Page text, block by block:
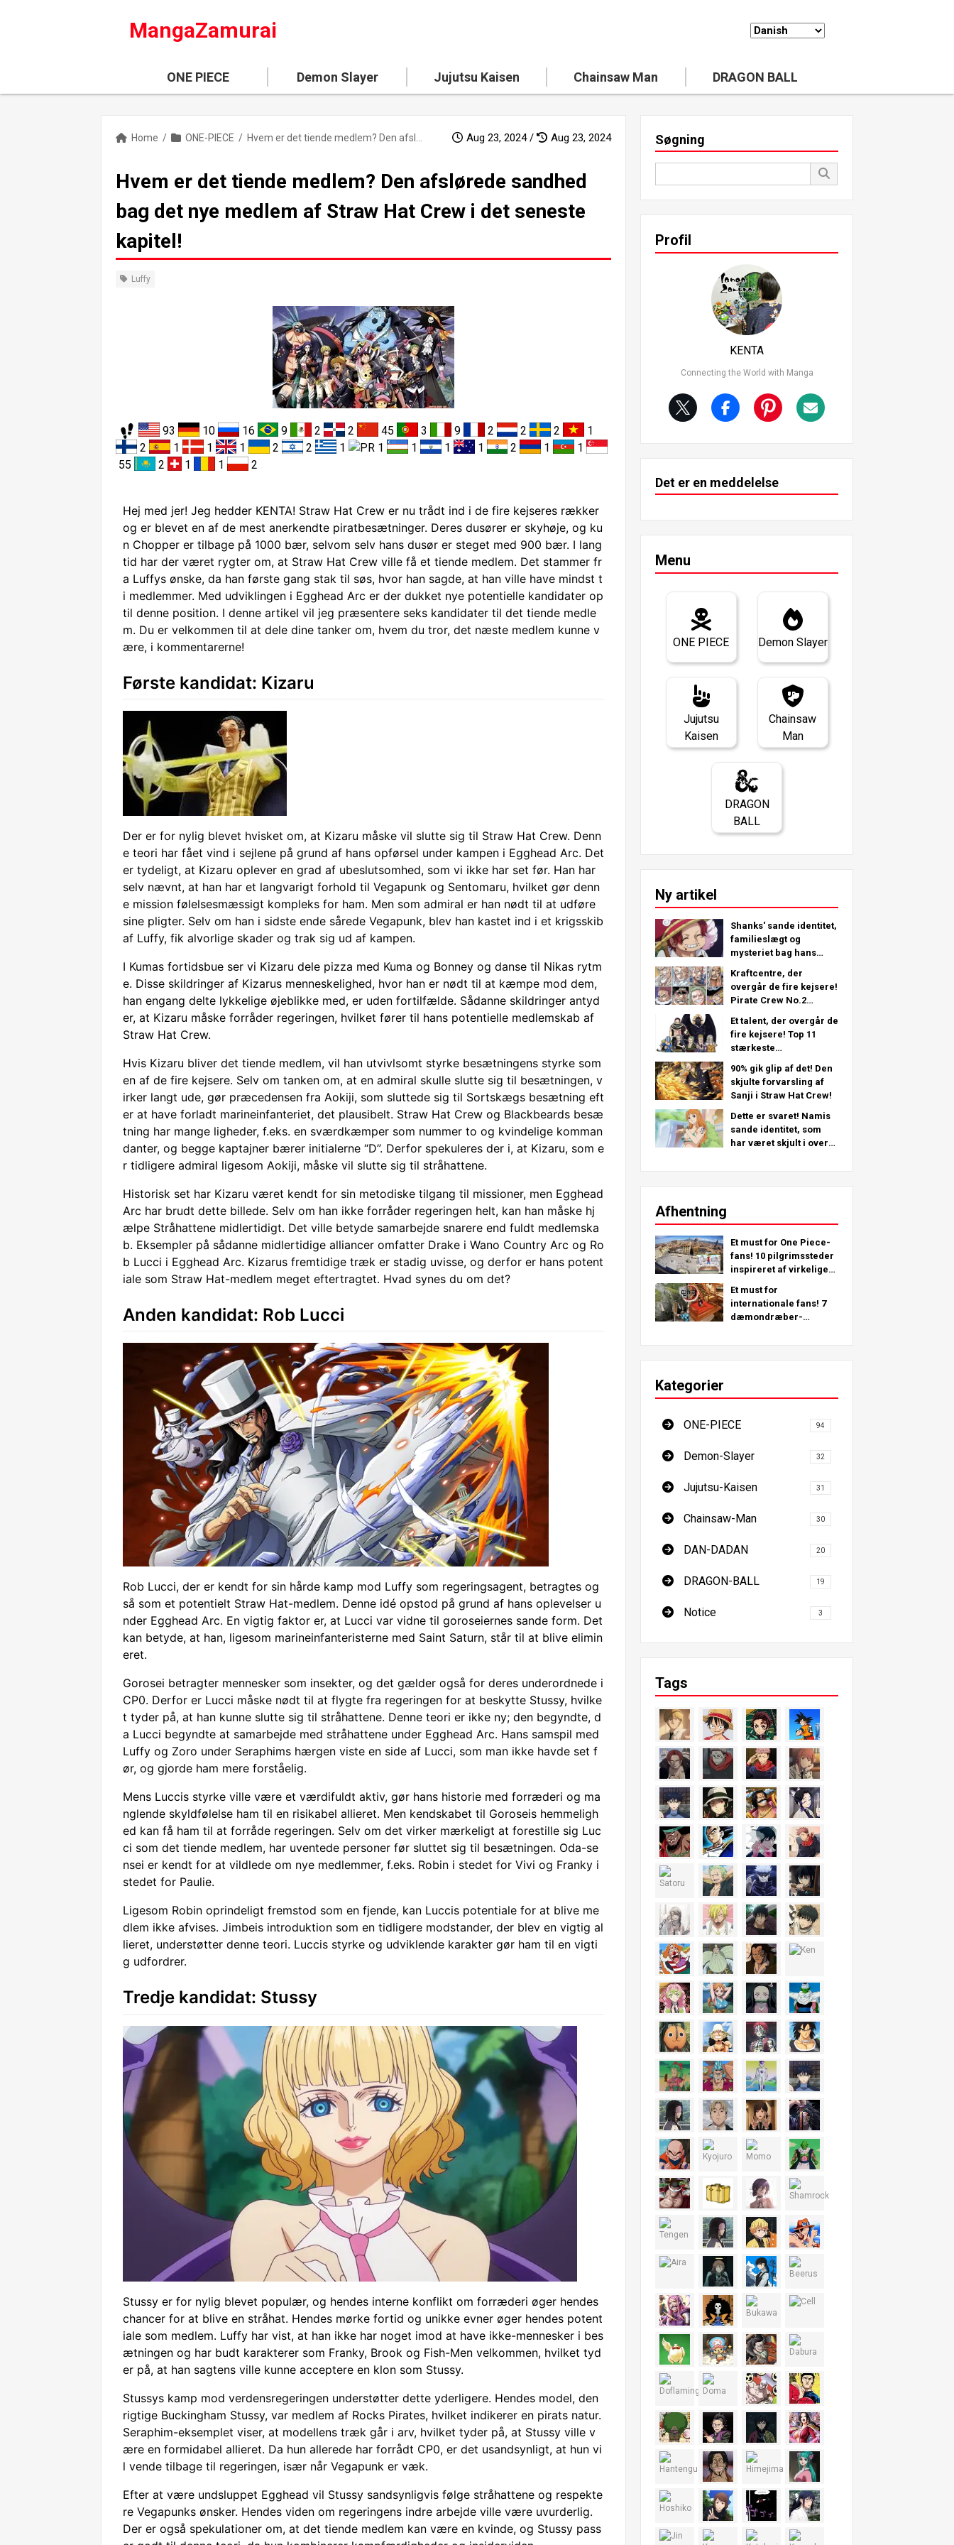
MangaZamurai
ONE PIECE Demon Slayer Jujutsu Kaisen Chainsaw Man DRAGON BALL
Home / ONE-PIECE / Aug 23, 2024 / Aug 23, 2024
Hvem er det tiende medlem? Den afslørede sandhed
bag det nye medlem af Straw Hat Crew i det seneste
kapitel!
Luffy
93 10 16 9 2 2 45 3 9 2 2 2
1
2
1 1 1 2 2 1 1 1 1 1 2 1
1
55
2 1 1 2
Hej med jer! Jeg hedder KENTA! Straw Hat Crew er nu trådt ind i de fire kejseres rækker
og er blevet en af de mest anerkendte piratbesætninger. Deres dusører er skyhøje, og ku
n Chopper er tilbage på 1000 bær, selvom selv hans dusør er steget med 900 bær. I lang
tid har der været rygter om, at Straw Hat Crew ville få et tiende medlem. Det stammer fr
a Luffys ønske, da han første gang stak til søs, hvor han sagde, at han ville have mindst t
i medlemmer. Med udviklingen i Egghead Arc er der dukket nye potentielle kandidater op
til denne position. I denne artikel vil jeg præsentere seks kandidater til det tiende medle
m. Du er velkommen til at dele dine tanker om, hvem du tror, det næste medlem kunne v
ære, i kommentarerne!
Første kandidat: Kizaru
Der er for nylig blevet hvisket om, at Kizaru måske vil slutte sig til Straw Hat Crew. Denn
e teori har fået vind i sejlene på grund af hans opførsel under kampen i Egghead Arc. Det
er tydeligt, at Kizaru oplever en grad af ubeslutsomhed, som vi ikke har set før. Han har
selv nævnt, at han har et langvarigt forhold til Vegapunk og Sentomaru, hvilket gør denn
e mission følelsesmæssigt kompleks for ham. Men som admiral er han nødt til at udføre
sine pligter. Selv om han i sidste ende sårede Vegapunk, blev han kastet ind i et krigsskib
af Luffy, fik alvorlige skader og trak sig ud af kampen.
I Kumas fortidsbue ser vi Kizaru dele pizza med Kuma og Bonney og danse til Nikas rytm
e. Disse skildringer af Kizarus menneskelighed, hvor han er nødt til at kæmpe mod dem,
han engang delte lykkelige øjeblikke med, er uden fortilfælde. Sådanne skildringer antyd
er, at Kizaru måske forråder regeringen, hvilket fører til hans potentielle medlemskab af
Straw Hat Crew.
Hvis Kizaru bliver det tiende medlem, vil han utvivlsomt styrke besætningens styrke som
en af de fire kejsere. Selv om tanken om, at en admiral skulle slutte sig til besætningen, v
irker langt ude, gør præcedensen fra Aokiji, som sluttede sig til Sortskægs besætning eft
er at have forladt marineinfanteriet, det plausibelt. Straw Hat Crew og Blackbeards besæ
tning har mange ligheder, f.eks. en sværdkæmper som nummer to og kvindelige komman
danter, og begge kaptajner bærer initialerne “D”. Derfor spekuleres der i, at Kizaru, som e
r tidligere admiral ligesom Aokiji, måske vil slutte sig til stråhattene.
Historisk set har Kizaru været kendt for sin metodiske tilgang til missioner, men Egghead
Arc har brudt dette billede. Selv om han ikke forråder regeringen helt, kan han måske hj
ælpe Stråhattene midlertidigt. Det ville betyde samarbejde snarere end fuldt medlemska
b. Eksempler på sådanne midlertidige alliancer omfatter Drake i Wano Country Arc og Ro
b Lucci i Egghead Arc. Kizarus fremtidige træk er stadig uvisse, og derfor er hans potent
iale som Straw Hat-medlem meget eftertragtet. Hvad synes du om det?
Anden kandidat: Rob Lucci
Rob Lucci, der er kendt for sin hårde kamp mod Luffy som regeringsagent, betragtes og
så som et potentielt Straw Hat-medlem. Denne idé opstod på grund af hans oplevelser u
nder Egghead Arc. En vigtig faktor er, at Lucci var vidne til goroseiernes sande form. Det
kan betyde, at han, ligesom marineinfanteristerne med Saint Saturn, står til at blive elimin
eret.
Gorosei betragter mennesker som insekter, og det gælder også for deres underordnede i
CP0. Derfor er Lucci måske nødt til at flygte fra regeringen for at beskytte Stussy, hvilke
t tyder på, at han kunne slutte sig til stråhattene. Denne teori er ikke ny; den begyndte, d
a Lucci begyndte at samarbejde med stråhattene under Egghead Arc. Hans samspil med
Luffy og Zoro under Seraphims hærgen viste en side af Lucci, som man ikke havde set f
ør, og gjorde ham mere forståelig.
Mens Luccis styrke ville være et værdifuldt aktiv, gør hans historie med forræderi og ma
nglende skyldfølelse ham til en risikabel allieret. Men kendskabet til Goroseis hemmeligh
ed kan få ham til at forråde regeringen. Selv om det virker mærkeligt at forestille sig Luc
ci som det tiende medlem, har uventede personer før sluttet sig til besætningen. Oda-se
nsei er kendt for at vildlede om nye medlemmer, f.eks. Robin i stedet for Vivi og Franky i
stedet for Paulie.
Ligesom Robin oprindeligt fremstod som en fjende, kan Luccis potentiale for at blive me
dlem ikke afvises. Jimbeis introduktion som en tidligere modstander, der blev en vigtig al
lieret, understøtter denne teori. Luccis styrke og udviklende karakter gør ham til en vigti
g udfordrer.
Tredje kandidat: Stussy
Stussy er for nylig blevet populær, og hendes interne konflikt om forræderi øger hendes
chancer for at blive en stråhat. Hendes mørke fortid og unikke evner øger hendes potent
iale som medlem. Luffy har vist, at han ikke har noget imod at have ikke-mennesker i bes
ætningen og har budt karakterer som Franky, Brook og Fish-Men velkommen, hvilket tyd
er på, at han sagtens ville kunne acceptere en klon som Stussy.
Stussys kamp mod verdensregeringen understøtter dette yderligere. Hendes model, den
rigtige Buckingham Stussy, var medlem af Rocks Pirates, hvilket indikerer en pirats natur.
Seraphim-eksemplet viser, at modellens træk går i arv, hvilket tyder på, at Stussy ville v
ære en formidabel allieret. Da hun allerede har forrådt CP0, er det usandsynligt, at hun vi
l vende tilbage til regeringen, især når Vegapunk er væk.
Efter at være undsluppet Egghead vil Stussy sandsynligvis følge stråhattene og respekte
re Vegapunks ønsker. Hendes viden om regeringens indre arbejde ville være uvurderlig.
Der er også spekulationer om, at det tiende medlem kan være en kvinde, og Stussy pass
Søgning
Profil
KENTA
Connecting the World with Manga
Det er en meddelelse
Menu
ONE PIECE Demon Slayer
Jujutsu
Kaisen
Chainsaw
Man
DRAGON
BALL
Ny artikel
Shanks' sande identitet,
familieslægt og
mysteriet bag hans
dybdegående analyse
fra det seneste kapitel!
Kraftcentre, der
overgår de fire kejsere!
Pirate Crew No.2
Stærkeste placeringer
TOP 11 (fra 5. til 1.)
Et talent, der overgår de
fire kejsere! Top 11
stærkeste
karakterer (fra 11. til 6.
plads)
90% gik glip af det! Den
skjulte forvarsling af
Sanji i Straw Hat Crew!
Dette er svaret! Namis
sande identitet, som
har været skjult i over
Afhentning
Et must for One Piece-
fans! 10 pilgrimssteder
inspireret af virkelige
verden!
Et must for
internationale fans! 7
dæmondræber-
Kategorier
ONE-PIECE 94
Demon-Slayer 32
Jujutsu-Kaisen 31
Chainsaw-Man 30
DAN-DADAN 20
DRAGON-BALL 19
Notice 3
Tags